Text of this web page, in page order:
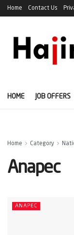
Home Contact Us
HOME JOB OFFERS
Home Category
Anapec
ANAPEC